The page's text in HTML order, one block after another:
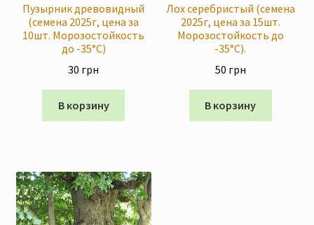
Пузырник древовидный
(семена 2025г, цена за
10шт. Морозостойкость
до -35°C)
30 грн
В корзину
Лох серебристый (семена
2025г, цена за 15шт.
Морозостойкость до
-35°C).
50 грн
В корзину